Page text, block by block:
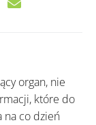
organ, nie
które do
na co dzień